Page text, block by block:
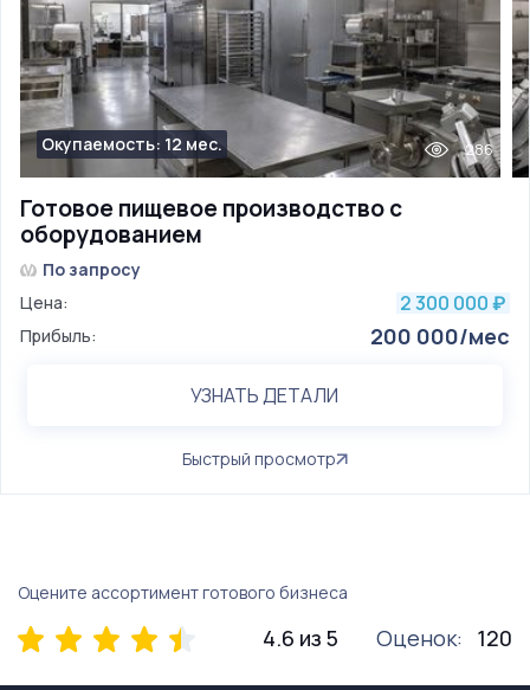
Готовое пищевое производство с
оборудованием
Окупаемость: 12 мес. 286
По запросу
Цена:
2 300 000 ₽
Прибыль: 200 000/мес
УЗНАТЬ ДЕТАЛИ
Быстрый просмотр
Оцените ассортимент готового бизнеса
4.6 из 5 Оценок: 120